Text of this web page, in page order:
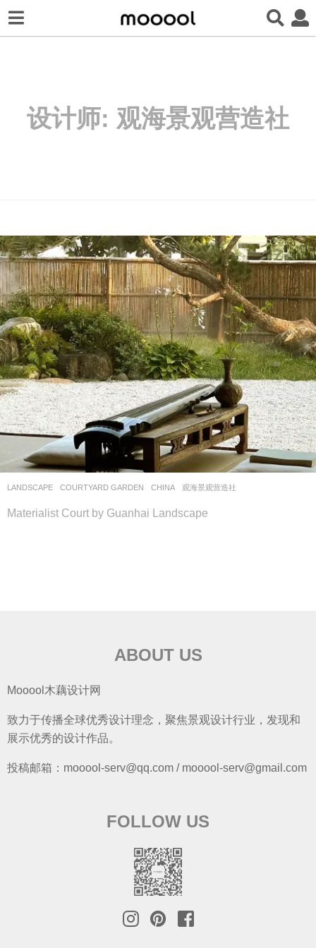
设计师: 观海景观营造社
LANDSCAPE COURTYARD GARDEN CHINA 观海景观营造社
Materialist Court by Guanhai Landscape
ABOUT US
Mooool木藕设计网
致力于传播全球优秀设计理念，聚焦景观设计行业，发现和
展示优秀的设计作品。
投稿邮箱：mooool-serv@qq.com / mooool-serv@gmail.com
FOLLOW US